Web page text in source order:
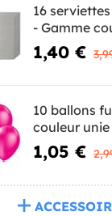
16
- Gamme
1,40 €
10 ballons
couleur unie
1,05 €